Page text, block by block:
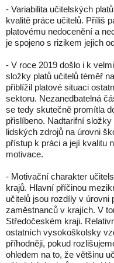
- Variabilita učitelských
kvalitě práce učitelů. Příliš
platovému nedocenění a
je spojeno s rizikem jejich
- V roce 2019 došlo i k
složky platů učitelů téměř
přiblížil platové situaci
sektoru. Nezanedbatelná
se tedy skutečně promítla
přislíbeno. Nadtarifní
lidských zdrojů na úrovni
přístup k práci a její kvalitu
motivace.
- Motivační charakter
krajů. Hlavní příčinou
učitelů jsou rozdíly v
zaměstnanců v krajích. V
Středočeském kraji.
ostatních vysokoškolsky
příhodněji, pokud
ohledem na to, že většinu